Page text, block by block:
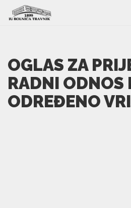
OGLAS ZA
RADNI ODNOS
ODREĐENO